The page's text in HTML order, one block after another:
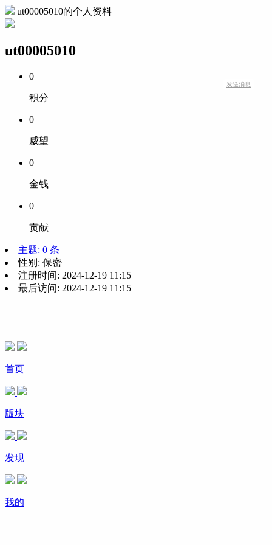
ut00005010的个人资料
ut00005010
发送消息
0
积分
0
威望
0
金钱
0
贡献
主题: 0 条
性别: 保密
注册时间: 2024-12-19 11:15
最后访问: 2024-12-19 11:15
首页
版块
发现
我的